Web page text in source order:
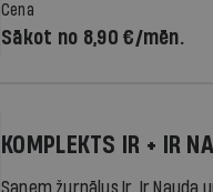
Cena
Sākot no 8,90 €/mēn.
KOMPLEKTS IR + IR
Saņem žurnālus Ir, Ir Nauda